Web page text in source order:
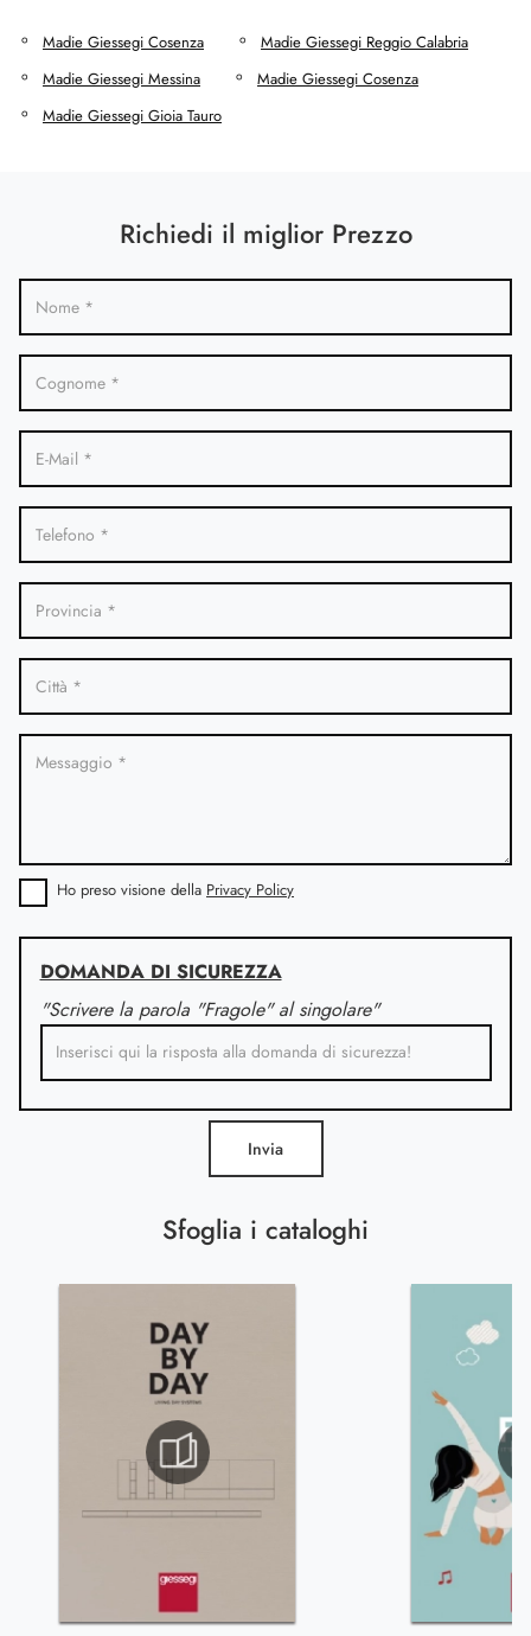
Madie Giessegi Cosenza
Madie Giessegi Reggio Calabria
Madie Giessegi Messina
Madie Giessegi Cosenza
Madie Giessegi Gioia Tauro
Sfoglia i cataloghi
Richiedi il miglior Prezzo
Ho preso visione della Privacy Policy
DOMANDA DI SICUREZZA
"Scrivere la parola "Fragole" al singolare"
Invia